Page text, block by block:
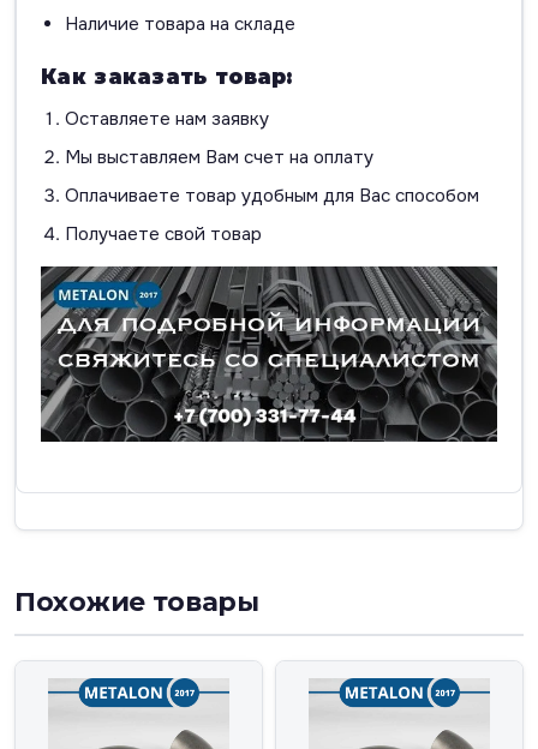
Наличие товара на складе
Как заказать товар:
Оставляете нам заявку
Мы выставляем Вам счет на оплату
Оплачиваете товар удобным для Вас способом
Получаете свой товар
Похожие товары